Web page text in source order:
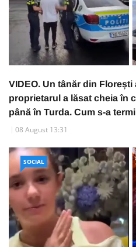
VIDEO. Un tânăr din
proprietarul a lăsat cheia în
până în Turda. Cum s-a
08 August 13:31
SOCIAL